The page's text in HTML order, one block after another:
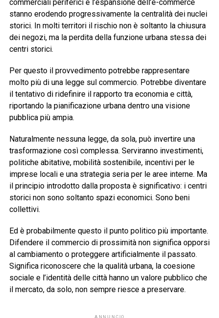
commerciali periferici e l’espansione dell’e-commerce
stanno erodendo progressivamente la centralità dei nuclei
storici. In molti territori il rischio non è soltanto la chiusura
dei negozi, ma la perdita della funzione urbana stessa dei
centri storici.
Per questo il provvedimento potrebbe rappresentare
molto più di una legge sul commercio. Potrebbe diventare
il tentativo di ridefinire il rapporto tra economia e città,
riportando la pianificazione urbana dentro una visione
pubblica più ampia.
Naturalmente nessuna legge, da sola, può invertire una
trasformazione così complessa. Serviranno investimenti,
politiche abitative, mobilità sostenibile, incentivi per le
imprese locali e una strategia seria per le aree interne. Ma
il principio introdotto dalla proposta è significativo: i centri
storici non sono soltanto spazi economici. Sono beni
collettivi.
Ed è probabilmente questo il punto politico più importante.
Difendere il commercio di prossimità non significa opporsi
al cambiamento o proteggere artificialmente il passato.
Significa riconoscere che la qualità urbana, la coesione
sociale e l’identità delle città hanno un valore pubblico che
il mercato, da solo, non sempre riesce a preservare.
ANNUNCIO